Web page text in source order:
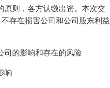
原则，各方认缴出资。本次交
存在损害公司和公司股东利益
司的影响和存在的风险
响